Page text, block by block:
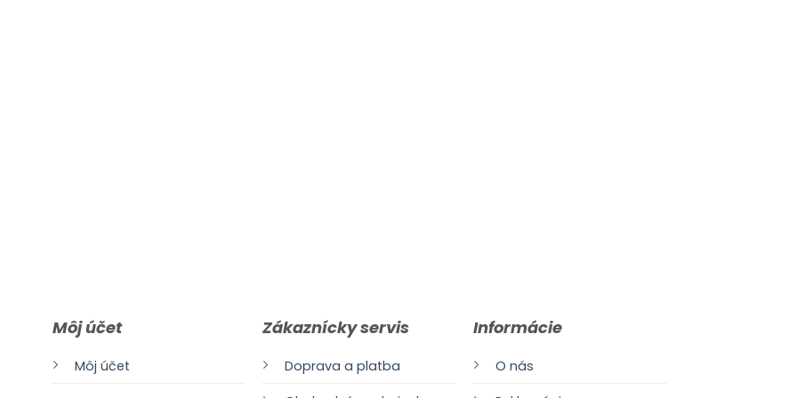
Môj účet
Môj účet
Zákaznícky servis
Doprava a platba
Informácie
O nás